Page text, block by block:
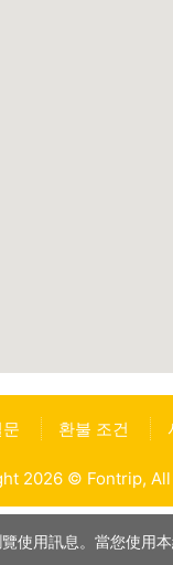
환불 조건
2026 © Fontrip,
用訊息。當您使用